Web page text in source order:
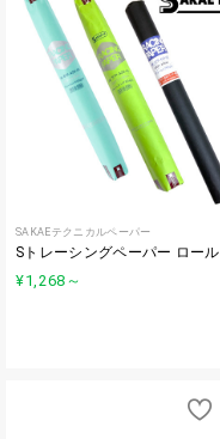
SAKAEテクニカルペーパー
Sトレーシングペーパー ロール
¥1,268 ～